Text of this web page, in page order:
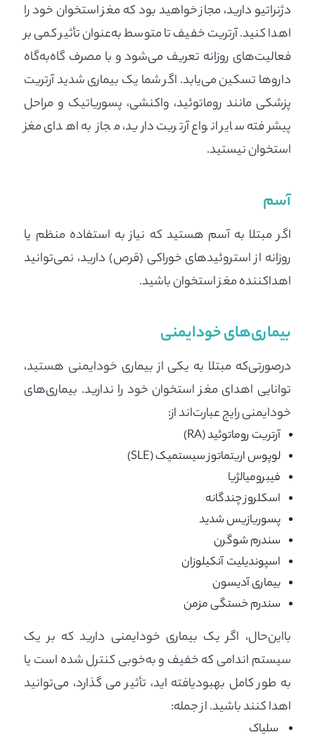
دژنراتیو دارید، مجاز خواهید بود که مغز استخوان خود را
اهدا کنید. آرتریت خفیف تا متوسط ​​به‌عنوان تأثیر کمی بر
فعالیت‌های روزانه تعریف می‌شود و با مصرف گاه‌به‌گاه
داروها تسکین می‌یابد. اگر شما یک بیماری شدید آرتریت
پزشکی مانند روماتوئید، واکنشی، پسوریاتیک و مراحل
پیشرفته سایر انواع آرتریت دارید، مجاز به اهدای مغز
استخوان نیستید.
آسم
اگر مبتلا به آسم هستید که نیاز به استفاده منظم یا
روزانه از استروئیدهای خوراکی (قرص) دارید، نمی‌توانید
اهداکننده مغز استخوان باشید.
بیماری‌های خودایمنی
درصورتی‌که مبتلا به یکی از بیماری خودایمنی هستید،
توانایی اهدای مغز استخوان خود را ندارید. بیماری‌های
خودایمنی رایج عبارت‌اند از:
آرتریت روماتوئید (RA)
لوپوس اریتماتوز سیستمیک (SLE)
فیبرومیالژیا
اسکلروز چندگانه
پسوریازیس شدید
سندرم شوگرن
اسپوندیلیت آنکیلوزان
بیماری آدیسون
سندرم خستگی مزمن
بااین‌حال، اگر یک بیماری خودایمنی دارید که بر یک
سیستم اندامی که خفیف و به‌خوبی کنترل شده است یا
به طور کامل بهبودیافته اید، تأثیر می گذارد، می‌توانید
اهدا کنند باشید. از جمله:
سلیاک